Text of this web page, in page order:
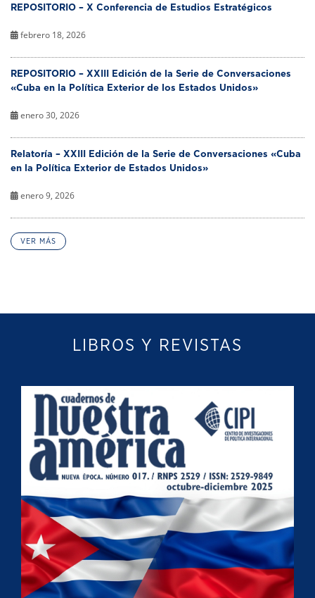
REPOSITORIO – X Conferencia de Estudios Estratégicos
febrero 18, 2026
REPOSITORIO – XXIII Edición de la Serie de Conversaciones
«Cuba en la Política Exterior de los Estados Unidos»
enero 30, 2026
Relatoría – XXIII Edición de la Serie de Conversaciones «Cuba
en la Política Exterior de Estados Unidos»
enero 9, 2026
VER MÁS
LIBROS Y REVISTAS